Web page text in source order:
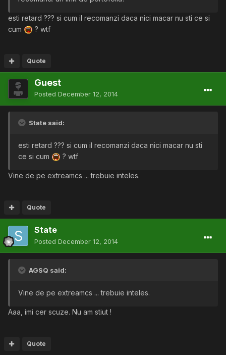
esti retard ??? si cum il recomanzi daca nici macar nu sti ce si
cum
? wtf
Quote
Guest
Posted December 12, 2014
State said:
esti retard ??? si cum il recomanzi daca nici macar nu sti
ce si cum
? wtf
Vine de pe extreamcs ... trebuie inteles.
Quote
State
Posted December 12, 2014
AGSQ said:
Vine de pe extreamcs ... trebuie inteles.
Aaa, imi cer scuze. Nu am stiut !
Quote